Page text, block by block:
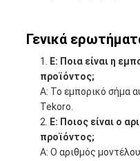
Γενικά
Ε: Ποια είναι η
προϊόντος;
Α: Το εμπορικό σήμα
Tekoro.
Ε: Ποιος είναι ο
προϊόντος;
Α: Ο αριθμός